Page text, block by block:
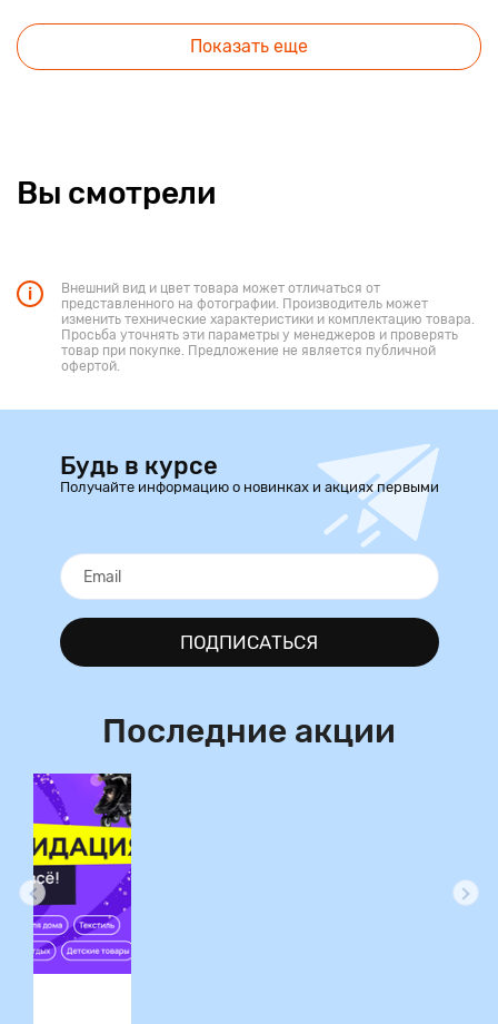
Показать еще
Вы смотрели
Внешний вид и цвет товара может отличаться от
представленного на фотографии. Производитель может
изменить технические характеристики и комплектацию товара.
Просьба уточнять эти параметры у менеджеров и проверять
товар при покупке. Предложение не является публичной
офертой.
Будь в курсе
Получайте информацию о новинках и акциях первыми
ПОДПИСАТЬСЯ
Последние акции